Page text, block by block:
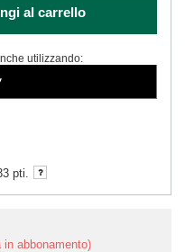
abbonamento)
al carrello
utilizzando:
pti.